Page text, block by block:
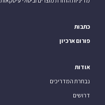
כתבות
פורום ארכיון
אודות
נבחרת המדריכים
דרושים